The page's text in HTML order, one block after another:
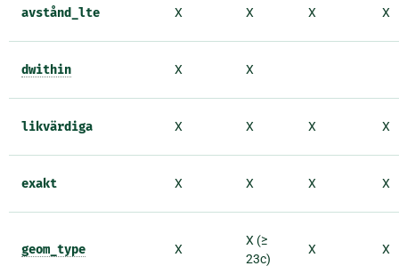
avstånd_lte X X X X
dwithin X X
likvärdiga X X X X
exakt X X X X
geom_type X
X (≥
23c)
X X